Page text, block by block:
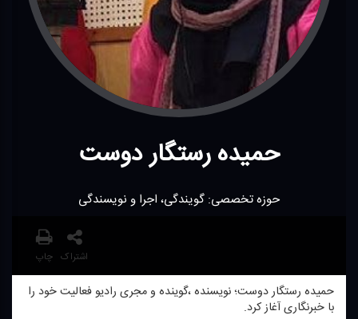
حمیده رستگار دوست
حوزه تخصصی: گویندگی، اجرا و نویسندگی
اشتراک چاپ
حمیده رستگار دوست؛ نویسنده ،گوینده و مجری رادیو فعالیت خود را
با خبرنگاری آغاز كرد.